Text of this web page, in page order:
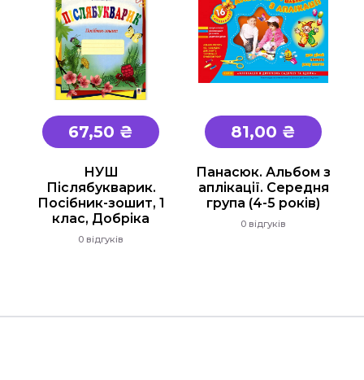
67,50 ₴
НУШ
Післябукварик.
Посібник-зошит, 1
клас, Добріка
0 відгуків
81,00 ₴
Панасюк. Альбом з
аплікації. Середня
група (4-5 років)
0 відгуків